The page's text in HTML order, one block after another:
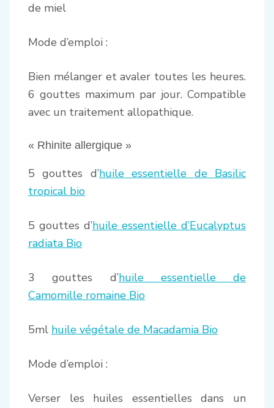
de miel
Mode d’emploi :
Bien mélanger et avaler toutes les heures.
6 gouttes maximum par jour. Compatible
avec un traitement allopathique.
« Rhinite allergique »
5 gouttes d’huile essentielle de Basilic
tropical bio
5 gouttes d’huile essentielle d’Eucalyptus
radiata Bio
3 gouttes d’huile essentielle de
Camomille romaine Bio
5ml huile végétale de Macadamia Bio
Mode d’emploi :
Verser les huiles essentielles dans un